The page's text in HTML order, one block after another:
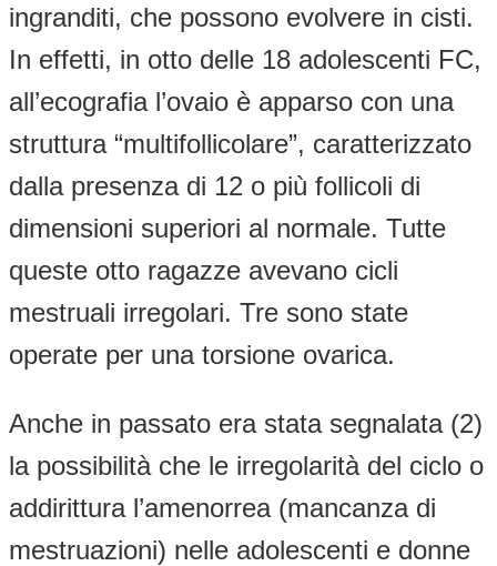
ingranditi, che possono evolvere in cisti.
In effetti, in otto delle 18 adolescenti FC,
all’ecografia l’ovaio è apparso con una
struttura “multifollicolare”, caratterizzato
dalla presenza di 12 o più follicoli di
dimensioni superiori al normale. Tutte
queste otto ragazze avevano cicli
mestruali irregolari. Tre sono state
operate per una torsione ovarica.
Anche in passato era stata segnalata (2)
la possibilità che le irregolarità del ciclo o
addirittura l’amenorrea (mancanza di
mestruazioni) nelle adolescenti e donne